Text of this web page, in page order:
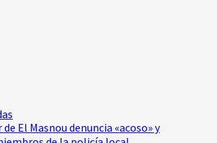
El Masnou denuncia «acoso» y